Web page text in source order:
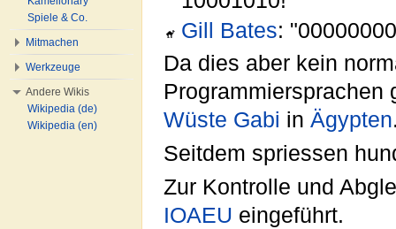
Gill Bates:
Da dies aber kein
Wüste Gabi in Ägypten
Seitdem spriessen
Zur Kontrolle und
IOAEU eingeführt.
Spiele & Co.
Mitmachen
Werkzeuge
Andere Wikis
Wikipedia (de)
Wikipedia (en)